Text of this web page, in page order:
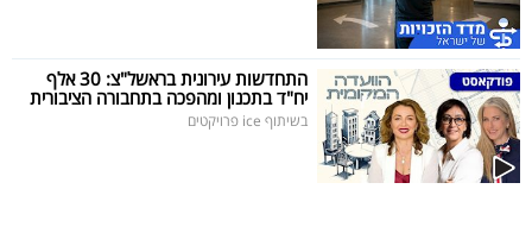
מייל
אדום
פרסמו
התחדשות עירונית בראשל"צ: 30 אלף
יח"ד בתכנון ומהפכה בתחבורה הציבורית
בשיתוף ice פרויקטים